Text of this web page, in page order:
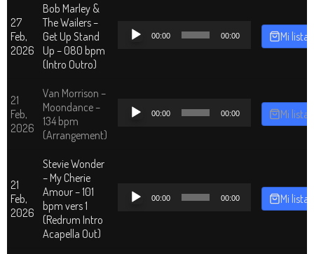
27
Feb,
2026
Bob Marley &
The Wailers –
Get Up Stand
Up – 080 bpm
(Intro Outro)
Reproductor
00:00 00:00 Mi lista
21
Feb,
2026
Van Morrison –
Moondance –
134 bpm
(Arrangement)
Reproductor
00:00 00:00 Mi lista
21
Feb,
2026
Stevie Wonder
– My Cherie
Amour – 101
bpm vers 1
(Redrum Intro
Acapella Out)
Reproductor
00:00 00:00 Mi lista